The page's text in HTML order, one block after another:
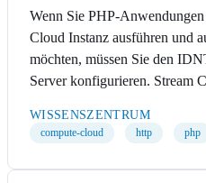
Wenn Sie PHP-
Cloud Instanz ausführen und
möchten, müssen Sie den
Server konfigurieren. Stream
WISSENSZENTRUM
compute-cloud http php